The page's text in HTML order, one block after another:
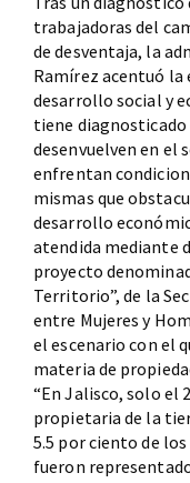
trabajadoras del
de desventaja, la
Ramírez acentuó la
desarrollo social y
tiene diagnosticado
desenvuelven en el
enfrentan
mismas que
desarrollo
atendida mediante
proyecto
Territorio”, de la
entre Mujeres y
el escenario con el
materia de
“En Jalisco, solo el
propietaria de la
5.5 por ciento de
fueron